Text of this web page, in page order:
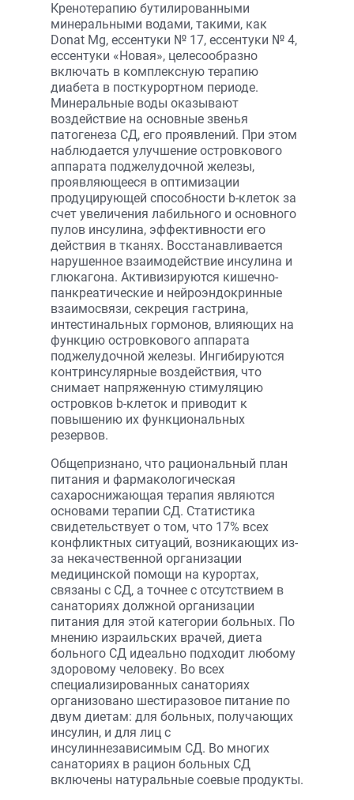
Кренотерапию бутилированными
минеральными водами, такими, как
Donat Mg, ессентуки № 17, ессентуки № 4,
ессентуки «Новая», целесообразно
включать в комплексную терапию
диабета в посткурортном периоде.
Минеральные воды оказывают
воздействие на основные звенья
патогенеза СД, его проявлений. При этом
наблюдается улучшение островкового
аппарата поджелудочной железы,
проявляющееся в оптимизации
продуцирующей способности b-клеток за
счет увеличения лабильного и основного
пулов инсулина, эффективности его
действия в тканях. Восстанавливается
нарушенное взаимодействие инсулина и
глюкагона. Активизируются кишечно-
панкреатические и нейроэндокринные
взаимосвязи, секреция гастрина,
интестинальных гормонов, влияющих на
функцию островкового аппарата
поджелудочной железы. Ингибируются
контринсулярные воздействия, что
снимает напряженную стимуляцию
островков b-клеток и приводит к
повышению их функциональных
резервов.
Общепризнано, что рациональный план
питания и фармакологическая
сахароснижающая терапия являются
основами терапии СД. Статистика
свидетельствует о том, что 17% всех
конфликтных ситуаций, возникающих из-
за некачественной организации
медицинской помощи на курортах,
связаны с СД, а точнее с отсутствием в
санаториях должной организации
питания для этой категории больных. По
мнению израильских врачей, диета
больного СД идеально подходит любому
здоровому человеку. Во всех
специализированных санаториях
организовано шестиразовое питание по
двум диетам: для больных, получающих
инсулин, и для лиц с
инсулиннезависимым СД. Во многих
санаториях в рацион больных СД
включены натуральные соевые продукты.